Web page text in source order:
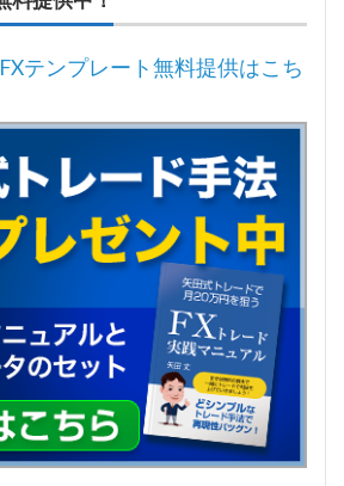
テンプレート無料提供はこち